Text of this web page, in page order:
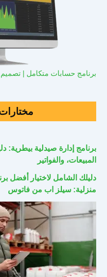
برنامج حسابات متكامل | تصميم
برنامج إدارة صيدلية بيطرية:
المبيعات، والفواتير
دليلك الشامل لاختيار أفضل
منزلية: سيلز اب من فاتوس